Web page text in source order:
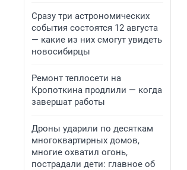
Сразу три астрономических
события состоятся 12 августа
— какие из них смогут увидеть
новосибирцы
Ремонт теплосети на
Кропоткина продлили — когда
завершат работы
Дроны ударили по десяткам
многоквартирных домов,
многие охватил огонь,
пострадали дети: главное об